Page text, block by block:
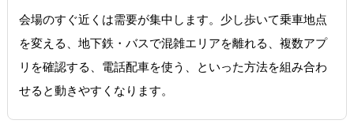
会場のすぐ近くは需要が集中します。少し歩いて乗車地点
を変える、地下鉄・バスで混雑エリアを離れる、複数アプ
リを確認する、電話配車を使う、といった方法を組み合わ
せると動きやすくなります。